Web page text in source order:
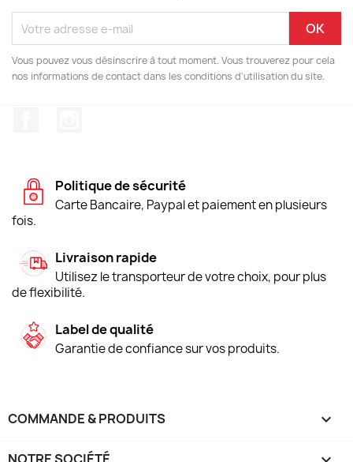
Vous pouvez vous désinscrire à tout moment. Vous trouverez pour cela
nos informations de contact dans les conditions d'utilisation du site.
Politique de sécurité
Carte Bancaire, Paypal et paiement en plusieurs
fois.
Livraison rapide
Utilisez le transporteur de votre choix, pour plus
de flexibilité.
Label de qualité
Garantie de confiance sur vos produits.
COMMANDE & PRODUITS 